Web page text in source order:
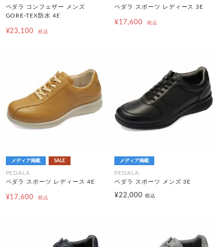
ペダラ コンフェザー メンズ
GORE-TEX防水 4E
¥23,100 税込
ペダラ スポーツ レディース 3E
¥17,600 税込
メディア掲載 SALE
PEDALA
ペダラ スポーツ レディース 4E
¥17,600 税込
メディア掲載
PEDALA
ペダラ スポーツ メンズ 3E
¥22,000 税込